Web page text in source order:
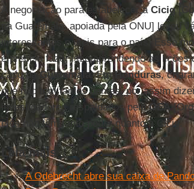
A negociação para estabelecer aCicig
na Guatemala, apoiada pela ONU] levou
interessantes e úteis para o país. Esse
é preciso fazer isso aprendendo as lições
caso daGuatemala. EmHonduras,
que não tem tantos dentes, por assim
investigadores respaldados pelaOEA
eles não têm tanto poder quanto a Cicig.
Leia mais
A Odebrecht abre sua caixa de